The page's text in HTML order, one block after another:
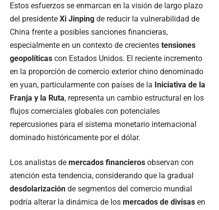
Estos esfuerzos se enmarcan en la visión de largo plazo
del presidente Xi Jinping de reducir la vulnerabilidad de
China frente a posibles sanciones financieras,
especialmente en un contexto de crecientes tensiones
geopolíticas con Estados Unidos. El reciente incremento
en la proporción de comercio exterior chino denominado
en yuan, particularmente con países de la Iniciativa de la
Franja y la Ruta, representa un cambio estructural en los
flujos comerciales globales con potenciales
repercusiones para el sistema monetario internacional
dominado históricamente por el dólar.
Los analistas de mercados financieros observan con
atención esta tendencia, considerando que la gradual
desdolarización de segmentos del comercio mundial
podría alterar la dinámica de los mercados de divisas en